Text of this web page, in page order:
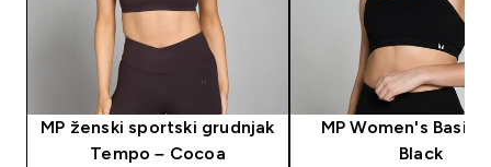
MP ženski sportski grudnjak
Tempo – Cocoa
MP Women's Basic
Black